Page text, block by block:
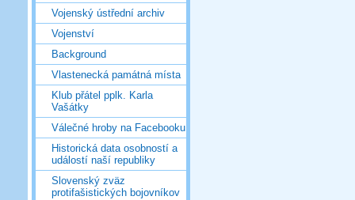
Vojenský ústřední archiv
Vojenství
Background
Vlastenecká památná místa
Klub přátel pplk. Karla
Vašátky
Válečné hroby na Facebooku
Historická data osobností a
událostí naší republiky
Slovenský zväz
protifašistických bojovníkov